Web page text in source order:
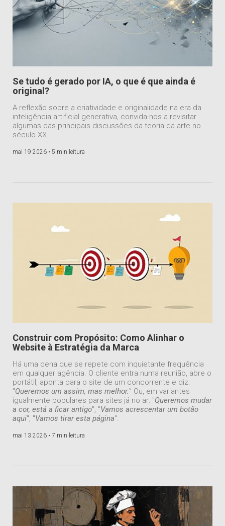
Se tudo é gerado por IA, o que é que ainda é
original?
A reflexão sobre a criatividade e originalidade na era da
inteligência artificial generativa, convida-nos a revisitar
algumas das principais discussões da teoria da arte no
século XX.
mai 19 2026 • 5 min leitura
Construir com Propósito: Como Alinhar o
Website à Estratégia da Marca
Há uma cena que se repete com inquietante frequência
em qualquer agência. O cliente entra numa reunião, abre o
portátil, aponta para o site de um concorrente e diz:
"Queremos um assim, mas melhor." Ou, em variantes
igualmente populares para sites já no ar: "Queremos mudar
a cor, está a ficar antigo", "Vamos acrescentar um botão
aqui", "Vamos tirar esta página".
mai 13 2026 • 7 min leitura